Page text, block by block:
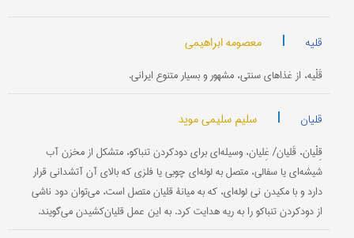
قلیه | معصومه ابراهیمی
قَلْیه، از غذاهای سنتی، مشهور و بسیار متنوع ایرانی.
قلیان | سلیم سلیمی موید
قِلْیان، قَلیان/ غِلیان، وسیله‌ای برای دود‌کردن تنباکو، متشکل از مخزن آب
شیشه‌ای یا سفالی، متصل به لوله‌ای چوبی یا فلزی که بالای آن آتشدانی قرار
دارد و با مکیدن نی لوله‌ای، که به میانۀ قلیان متصل است، می‌توان دود ناشی
از دود‌کردن تنباکو را به ریه هدایت کرد. به این عمل قلیان‌کشیدن می‌گویند.